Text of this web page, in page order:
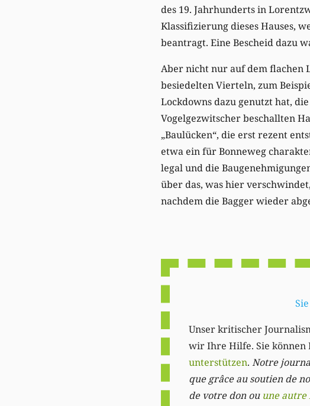
des 19. Jahrhunderts in
Klassifizierung dieses Hauses,
beantragt. Eine Bescheid dazu
Aber nicht nur auf dem flachen
besiedelten Vierteln, zum
Lockdowns dazu genutzt hat,
Vogelgezwitscher beschallten
„Baulücken“, die erst rezent
etwa ein für Bonneweg
legal und die
über das, was hier
nachdem die Bagger wieder
Unser kritischer
wir Ihre Hilfe. Sie können
unterstützen. Notre
que grâce au soutien de
de votre don ou une autre